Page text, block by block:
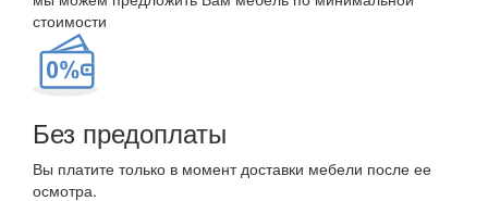
стоимости
Без предоплаты
Вы платите только в момент доставки мебели после ее
осмотра.